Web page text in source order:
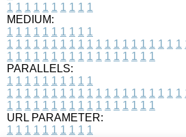
1 1 1 1 1 1 1 1 1 1
MEDIUM:
1 1 1 1 1 1 1 1 1 1
1 1 1 1 1 1 1 1 1 1 1 1 1 1 1 1 1 1 1 1
1 1 1 1 1 1 1 1 1 1 1 1 1 1 1 1 1
PARALLELS:
1 1 1 1 1 1 1 1 1 1
1 1 1 1 1 1 1 1 1 1 1 1 1 1 1 1 1 1 1 1
1 1 1 1 1 1 1 1 1 1 1 1 1 1 1 1 1
URL PARAMETER:
1 1 1 1 1 1 1 1 1 1